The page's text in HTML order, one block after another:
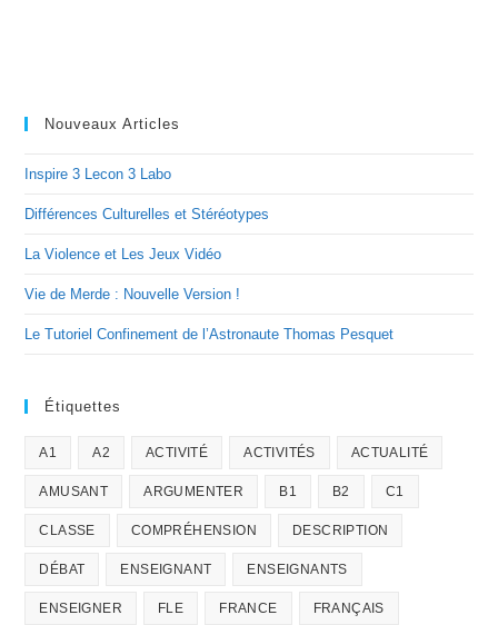
Nouveaux Articles
Inspire 3 Lecon 3 Labo
Différences Culturelles et Stéréotypes
La Violence et Les Jeux Vidéo
Vie de Merde : Nouvelle Version !
Le Tutoriel Confinement de l’Astronaute Thomas Pesquet
Étiquettes
A1 A2 ACTIVITÉ ACTIVITÉS ACTUALITÉ
AMUSANT ARGUMENTER B1 B2 C1
CLASSE COMPRÉHENSION DESCRIPTION
DÉBAT ENSEIGNANT ENSEIGNANTS
ENSEIGNER FLE FRANCE FRANÇAIS